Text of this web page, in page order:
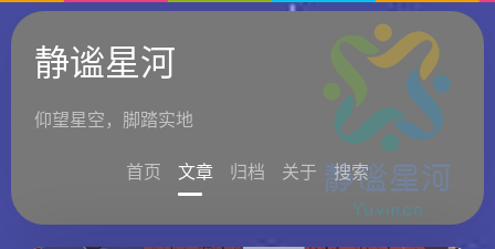
静谧星河
仰望星空，脚踏实地
首页
文章 归档 关于 搜索